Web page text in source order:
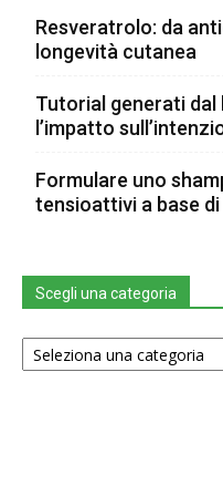
Resveratrolo: da
longevità cutanea
Tutorial generati dal
l’impatto
Formulare uno
tensioattivi a base
Scegli una categoria
Scegli
una